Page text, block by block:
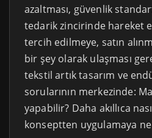
azaltması, güvenlik
tedarik zincirinde hareket
tercih edilmeye, satın
bir şey olarak ulaşması
tekstil artık tasarım ve
sorularının merkezinde:
yapabilir? Daha akıllıca
konseptten uygulamaya ne